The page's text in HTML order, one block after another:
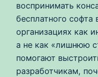
воспринимать
бесплатного софта
организациях как
а не как «лишнюю
помогают
разработчикам,